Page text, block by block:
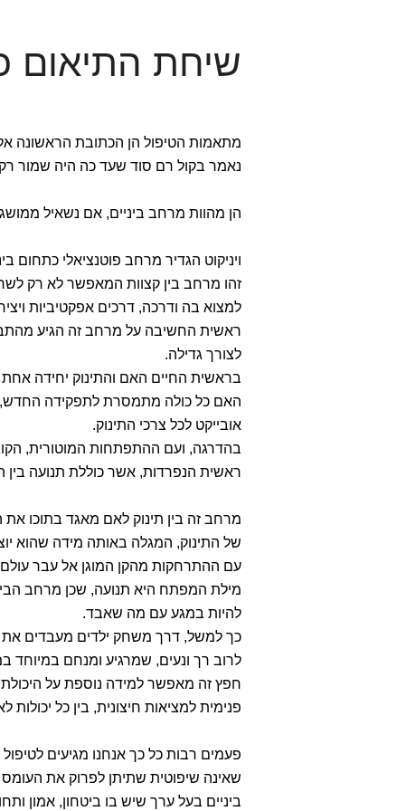
שיחת התיאום
מתאמות הטיפול הן הכתובת הראשונה
נאמר בקול רם סוד שעד כה היה שמור
הן מהוות מרחב ביניים, אם נשאיל
ויניקוט הגדיר מרחב פוטנציאלי כתחום
זהו מרחב בין קצוות המאפשר לא רק
למצוא בה ודרכה, דרכים אפקטיביות
ראשית החשיבה על מרחב זה הגיע
לצורך גדילה.
בראשית החיים האם והתינוק יחידה
האם כל כולה מתמסרת לתפקידה החדש,
אובייקט לכל צרכי התינוק.
בהדרגה, ועם ההתפתחות המוטורית,
ראשית הנפרדות, אשר כוללת תנועה
מרחב זה בין תינוק לאם מאגד בתוכו את
של התינוק, המגלה באותה מידה שהוא
עם ההתרחקות מהקן המוגן אל עבר עולם
מילת המפתח היא תנועה, שכן מרחב
להיות במגע עם מה שאבד.
כך למשל, דרך משחק ילדים מעבדים את
לרוב רך ונעים, שמרגיע ומנחם במיוחד
חפץ זה מאפשר למידה נוספת על היכולת
פנימית למציאות חיצונית, בין כל יכולות
פעמים רבות כל כך אנחנו מגיעים
שאינה שיפוטית שתיתן לפרוק את
ביניים בעל ערך שיש בו ביטחון, אמון